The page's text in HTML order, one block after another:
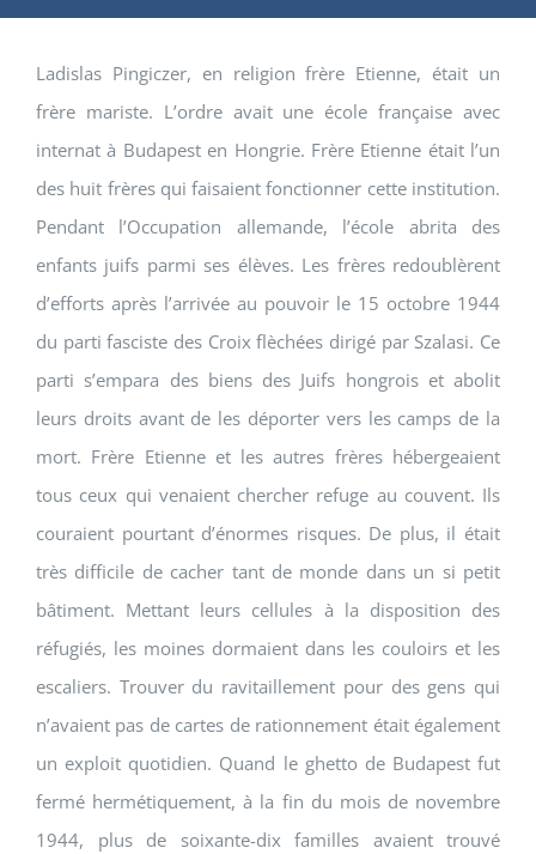
Ladislas Pingiczer, en religion frère Etienne, était un
frère mariste. L’ordre avait une école française avec
internat à Budapest en Hongrie. Frère Etienne était l’un
des huit frères qui faisaient fonctionner cette institution.
Pendant l’Occupation allemande, l’école abrita des
enfants juifs parmi ses élèves. Les frères redoublèrent
d’efforts après l’arrivée au pouvoir le 15 octobre 1944
du parti fasciste des Croix flèchées dirigé par Szalasi. Ce
parti s’empara des biens des Juifs hongrois et abolit
leurs droits avant de les déporter vers les camps de la
mort. Frère Etienne et les autres frères hébergeaient
tous ceux qui venaient chercher refuge au couvent. Ils
couraient pourtant d’énormes risques. De plus, il était
très difficile de cacher tant de monde dans un si petit
bâtiment. Mettant leurs cellules à la disposition des
réfugiés, les moines dormaient dans les couloirs et les
escaliers. Trouver du ravitaillement pour des gens qui
n’avaient pas de cartes de rationnement était également
un exploit quotidien. Quand le ghetto de Budapest fut
fermé hermétiquement, à la fin du mois de novembre
1944, plus de soixante-dix familles avaient trouvé